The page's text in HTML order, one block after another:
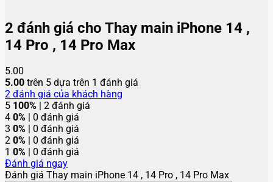
2 đánh giá cho Thay main iPhone 14 ,
14 Pro , 14 Pro Max
5.00
5.00 trên 5 dựa trên 1 đánh giá
2 đánh giá của khách hàng
5 100% | 2 đánh giá
4 0% | 0 đánh giá
3 0% | 0 đánh giá
2 0% | 0 đánh giá
1 0% | 0 đánh giá
Đánh giá ngay
Đánh giá Thay main iPhone 14 , 14 Pro , 14 Pro Max